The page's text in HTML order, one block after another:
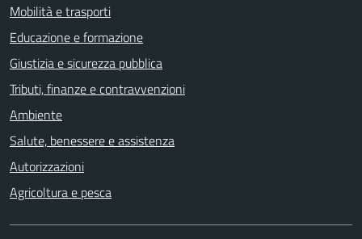
Mobilità e trasporti
Educazione e formazione
Giustizia e sicurezza pubblica
Tributi, finanze e contravvenzioni
Ambiente
Salute, benessere e assistenza
Autorizzazioni
Agricoltura e pesca